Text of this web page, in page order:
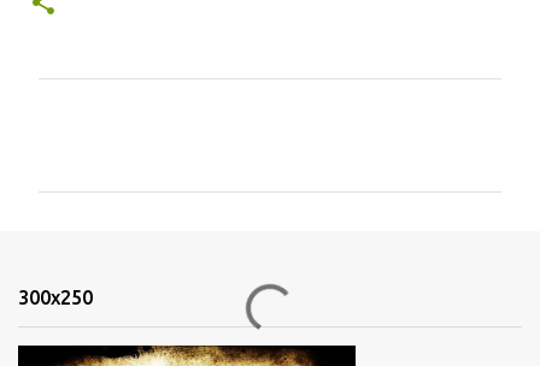
n
i
300x250